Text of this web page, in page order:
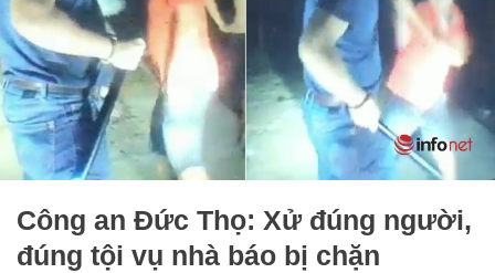
Công an Đức Thọ: Xử đúng người,
đúng tội vụ nhà báo bị chặn